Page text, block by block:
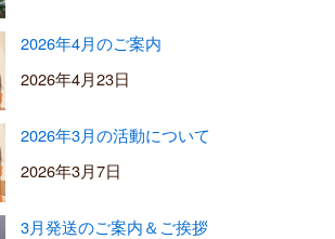
2026年4月のご案内
2026年4月23日
2026年3月の活動について
2026年3月7日
3月発送のご案内＆ご挨拶